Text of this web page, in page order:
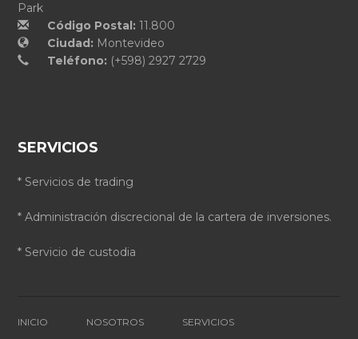
Park
Código Postal: 11.800
Ciudad: Montevideo
Teléfono: (+598) 2927 2729
SERVICIOS
* Servicios de trading
* Administración discrecional de la cartera de inversiones.
* Servicio de custodia
INICIO NOSOTROS SERVICIOS